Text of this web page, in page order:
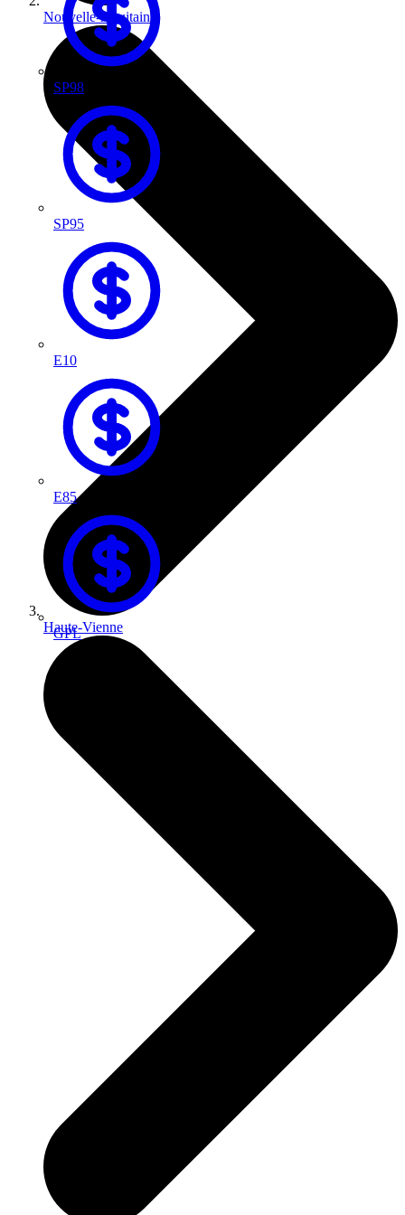
SP98
SP95
E10
E85
GPL
Nouvelle-Aquitaine
Haute-Vienne